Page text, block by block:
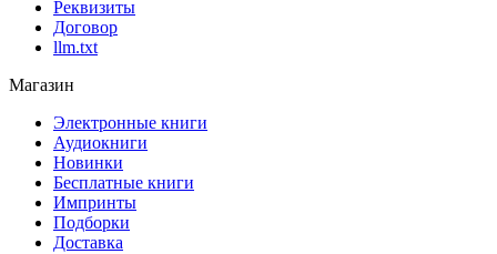
Реквизиты
Договор
llm.txt
Магазин
Электронные книги
Аудиокниги
Новинки
Бесплатные книги
Импринты
Подборки
Доставка